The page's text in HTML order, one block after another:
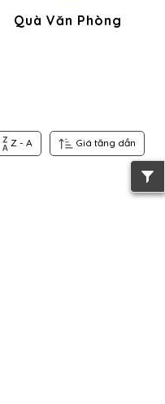
Quà Văn Phòng
Z - A Giá tăng dần